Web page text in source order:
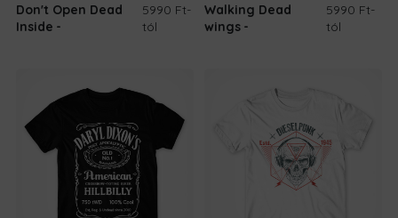
Don't Open Dead
Inside
5990 Ft-
tól
Walking Dead
wings
5990 Ft-
tól